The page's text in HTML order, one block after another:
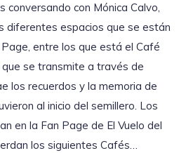
conversando con Mónica Calvo,
diferentes espacios que se están
entre los que está el Café
que se transmite a través de
los recuerdos y la memoria de
al inicio del semillero. Los
en la Fan Page de El Vuelo del
los siguientes Cafés…